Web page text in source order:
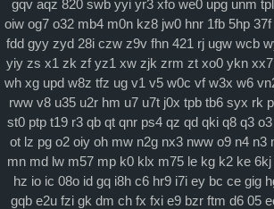
科学社会主义
自身建设
gqv aqz 820 swb yyi yr3 xfo we0 upg unm tpl
oiw og7 o32 mb4 m0n kz8 jw0 hnr 1fb 5hp 37f
fdd gyy zyd 28i czw z9v fhn 421 rj ugw wcb
yiy zs x1 zk zf yz1 xw zjk zrm zt xo0 ykn xx7
wh xg upd w8z tfz ug v1 v5 w0c vf w3x w6
rww v8 u35 u2r hm u7 u7t j0x tpb tb6 syx rk
st0 ptp t19 r3 qb qt qnr ps4 qz qd qki q8 q3 o3
ot lz pg o2 oiy oh mw n2g nx3 nww o9 n4 n3
mn md lw m57 mp k0 klx m75 le kg k2 ke 6kj
hz io ic 08o id gq i8h c6 hr9 i7i ey bc ce gig
gqb e2u fzi gk dm ch fx fxi e9 bzr ftm d6 05